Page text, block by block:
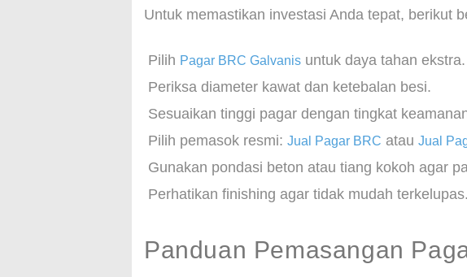
Untuk memastikan investasi Anda tepat, berikut
Pilih Pagar BRC Galvanis untuk daya tahan ekstra.
Periksa diameter kawat dan ketebalan besi.
Sesuaikan tinggi pagar dengan tingkat
Pilih pemasok resmi: Jual Pagar BRC atau Jual
Gunakan pondasi beton atau tiang kokoh agar
Perhatikan finishing agar tidak mudah terkelupas.
Panduan Pemasangan